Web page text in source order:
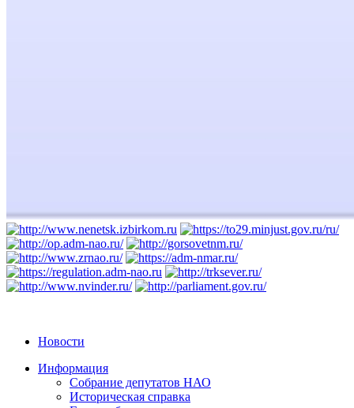
Новости
Информация
Собрание депутатов НАО
Историческая справка